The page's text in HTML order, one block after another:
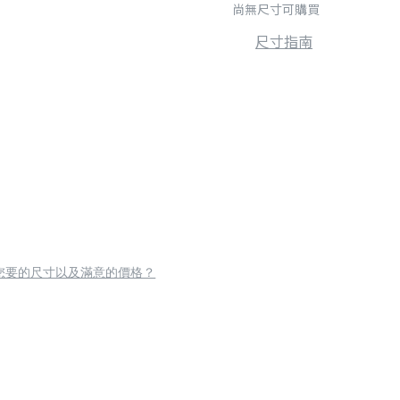
尚無尺寸可購買
尺寸指南
要的尺寸以及滿意的價格？